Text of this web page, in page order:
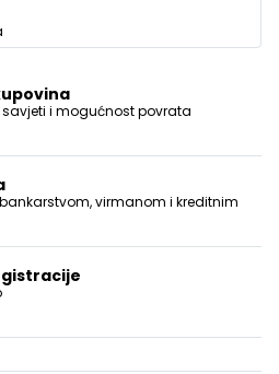
savjeti i mogućnost povrata
virmanom i kreditnim